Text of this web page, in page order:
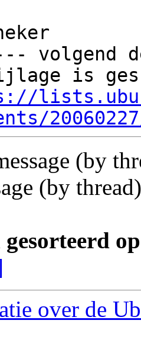
volgend
bijlage is
(by
(by
over de